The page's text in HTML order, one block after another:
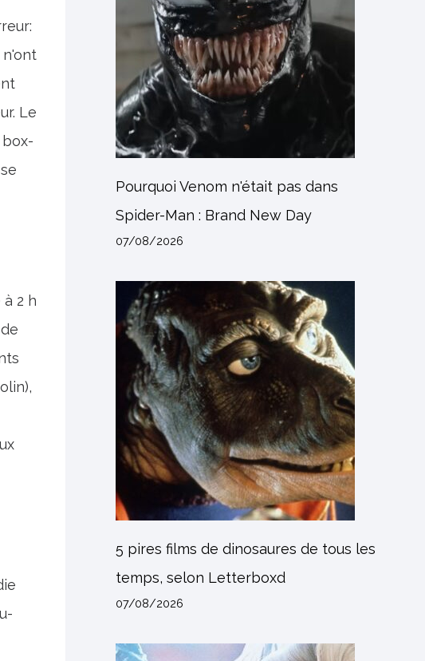
n'ont
Le
2 h
Pourquoi Venom n'était pas dans
Spider-Man : Brand New Day
07/08/2026
5 pires films de dinosaures de tous les
temps, selon Letterboxd
07/08/2026